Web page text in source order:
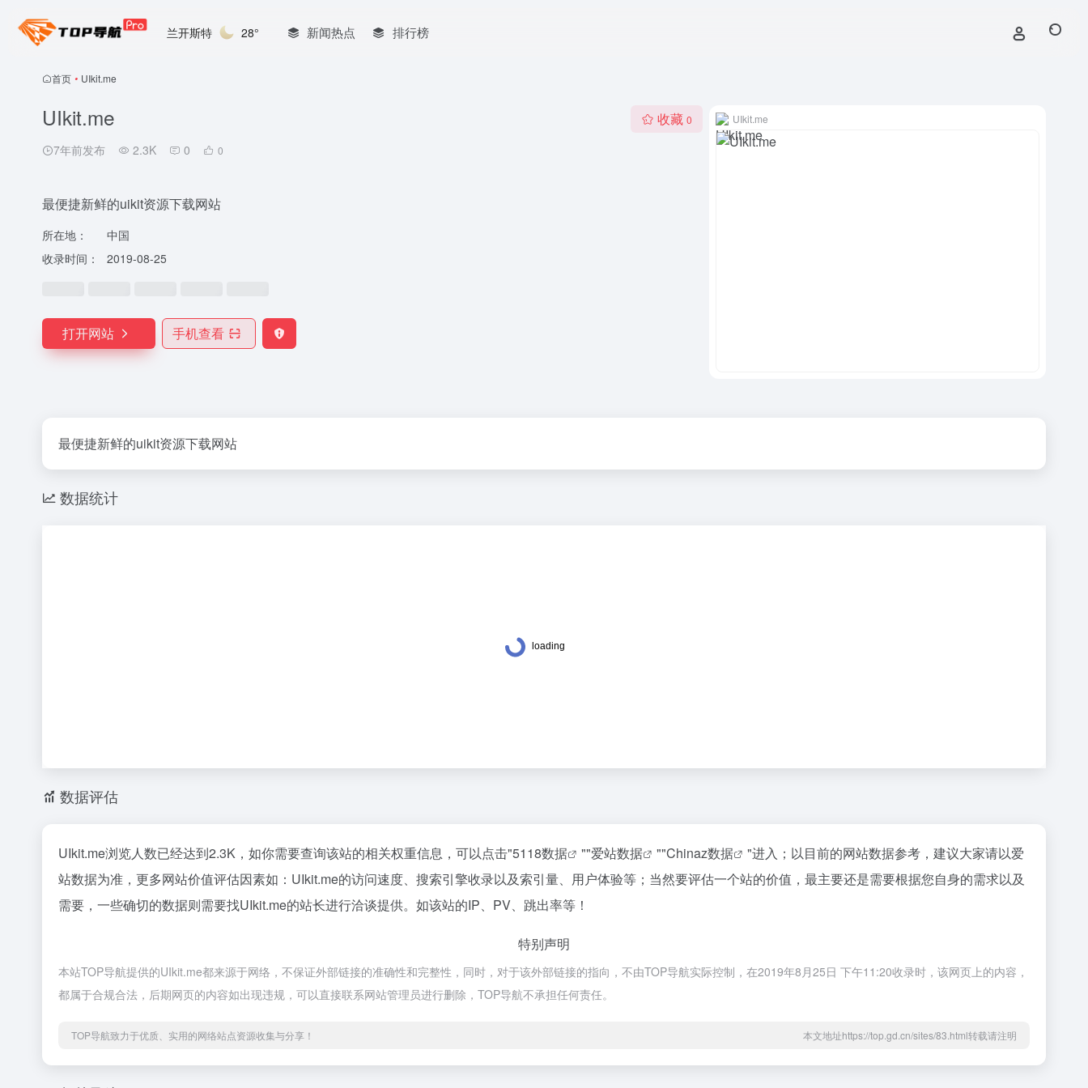
兰开斯特 28° 新闻热点 排行榜
首页 • UIkit.me
UIkit.me
7年前发布 2.3K 0 0
收藏 0
最便捷新鲜的uikit资源下载网站
所在地：
中国
收录时间：
2019-08-25
打开网站 手机查看
UIkit.me
最便捷新鲜的uikit资源下载网站
数据统计
数据评估
UIkit.me浏览人数已经达到2.3K，如你需要查询该站的相关权重信息，可以点击"5118数据 ""爱站数据 ""Chinaz数据
"进入；以目前的网站数据参考，建议大家请以爱
站数据为准，更多网站价值评估因素如：UIkit.me的访问速度、搜索引擎收录以及索引量、用户体验等；当然要评估一个站的价值，最主要还是需要根据您自身的需求以及
需要，一些确切的数据则需要找UIkit.me的站长进行洽谈提供。如该站的IP、PV、跳出率等！
特别声明
本站TOP导航提供的UIkit.me都来源于网络，不保证外部链接的准确性和完整性，同时，对于该外部链接的指向，不由TOP导航实际控制，在2019年8月25日 下午11:20收录时，该网页上的内容，
都属于合规合法，后期网页的内容如出现违规，可以直接联系网站管理员进行删除，TOP导航不承担任何责任。
TOP导航致力于优质、实用的网络站点资源收集与分享！ 本文地址https://top.gd.cn/sites/83.html转载请注明